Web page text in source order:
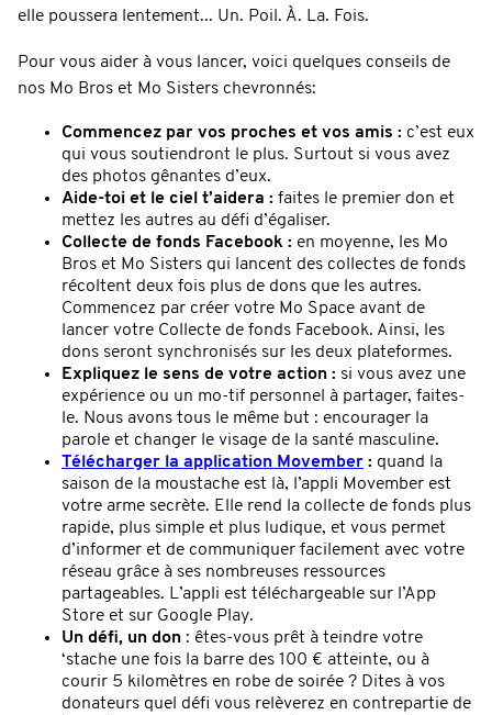
elle poussera lentement... Un. Poil. À. La. Fois.
Pour vous aider à vous lancer, voici quelques conseils de
nos Mo Bros et Mo Sisters chevronnés:
Commencez par vos proches et vos amis : c’est eux
qui vous soutiendront le plus. Surtout si vous avez
des photos gênantes d’eux.
Aide-toi et le ciel t’aidera : faites le premier don et
mettez les autres au défi d’égaliser.
Collecte de fonds Facebook : en moyenne, les Mo
Bros et Mo Sisters qui lancent des collectes de fonds
récoltent deux fois plus de dons que les autres.
Commencez par créer votre Mo Space avant de
lancer votre Collecte de fonds Facebook. Ainsi, les
dons seront synchronisés sur les deux plateformes.
Expliquez le sens de votre action : si vous avez une
expérience ou un mo-tif personnel à partager, faites-
le. Nous avons tous le même but : encourager la
parole et changer le visage de la santé masculine.
Télécharger la application Movember : quand la
saison de la moustache est là, l’appli Movember est
votre arme secrète. Elle rend la collecte de fonds plus
rapide, plus simple et plus ludique, et vous permet
d’informer et de communiquer facilement avec votre
réseau grâce à ses nombreuses ressources
partageables. L’appli est téléchargeable sur l’App
Store et sur Google Play.
Un défi, un don : êtes-vous prêt à teindre votre
‘stache une fois la barre des 100 € atteinte, ou à
courir 5 kilomètres en robe de soirée ? Dites à vos
donateurs quel défi vous relèverez en contrepartie de